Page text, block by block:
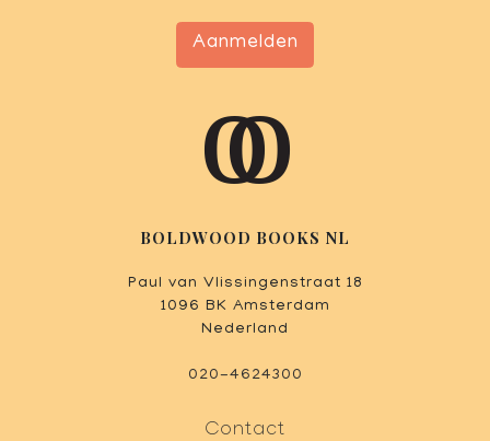
Aanmelden
BOLDWOOD BOOKS NL
Paul van Vlissingenstraat 18
1096 BK Amsterdam
Nederland
020-4624300
Contact